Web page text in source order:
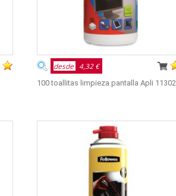
desde 4,32 €
100 toallitas limpieza pantalla Apli 11302